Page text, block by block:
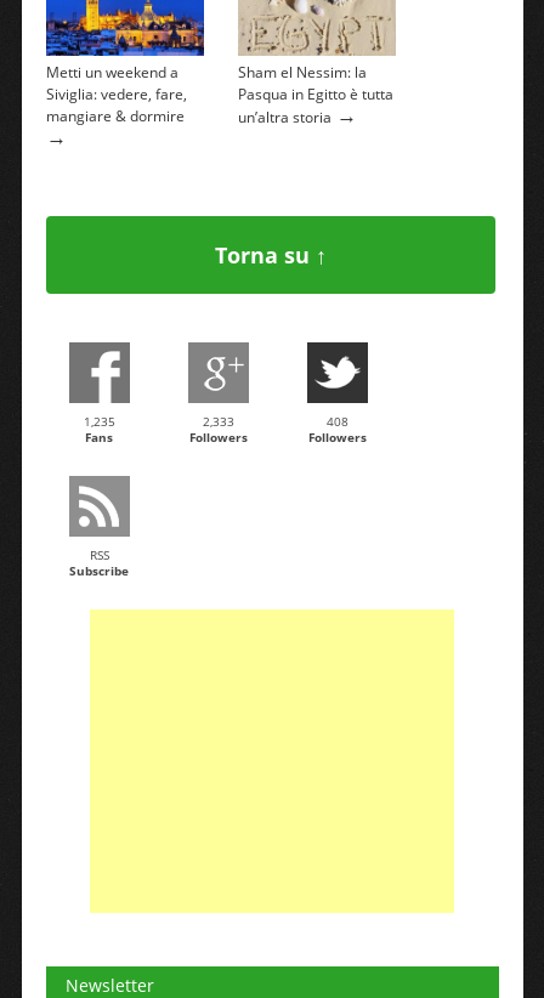
Metti un weekend a
Siviglia: vedere, fare,
mangiare & dormire
→
Sham el Nessim: la
Pasqua in Egitto è tutta
un’altra storia →
Torna su ↑
1,235
Fans
2,333
Followers
408
Followers
RSS
Subscribe
Newsletter